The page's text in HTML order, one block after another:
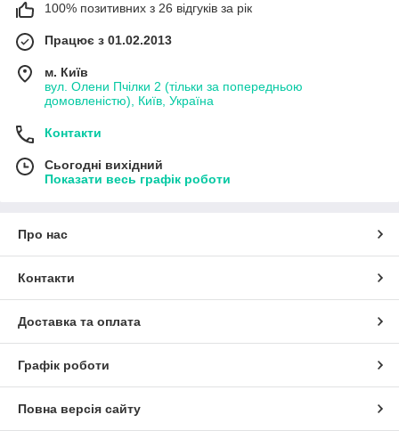
100% позитивних з 26 відгуків за рік
Працює з 01.02.2013
м. Київ
вул. Олени Пчілки 2 (тільки за попередньою
домовленістю), Київ, Україна
Контакти
Сьогодні вихідний
Показати весь графік роботи
Про нас
Контакти
Доставка та оплата
Графік роботи
Повна версія сайту